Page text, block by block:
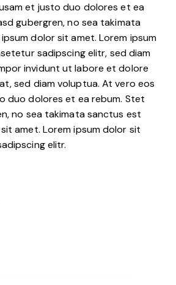
et justo duo dolores et ea
gubergren, no sea takimata
dolor sit amet. Lorem ipsum
sadipscing elitr, sed diam
invidunt ut labore et dolore
sed diam voluptua. At vero eos
duo dolores et ea rebum. Stet
no sea takimata sanctus est
amet. Lorem ipsum dolor sit
elitr.